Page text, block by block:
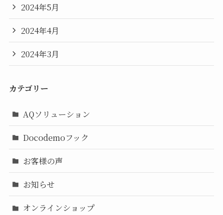
2024年5月
2024年4月
2024年3月
カテゴリー
AQソリューション
Docodemoフック
お客様の声
お知らせ
オンラインショップ